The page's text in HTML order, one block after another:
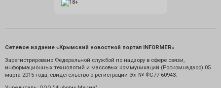
Сетевое издание «Крымский новостной портал INFORMER»
Зарегистрировано Федеральной службой по надзору в сфере связи,
информационных технологий и массовых коммуникаций (Роскомнадзор) 05
марта 2015 года, свидетельство о регистрации Эл № ФС77-60943.